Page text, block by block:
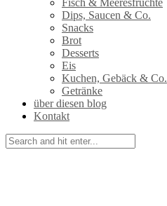
Fisch & Meeresfrüchte
Dips, Saucen & Co.
Snacks
Brot
Desserts
Eis
Kuchen, Gebäck & Co.
Getränke
über diesen blog
Kontakt